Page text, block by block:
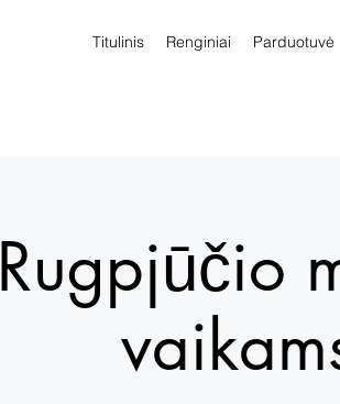
Titulinis Renginiai Parduotuvė
Rugpjūčio